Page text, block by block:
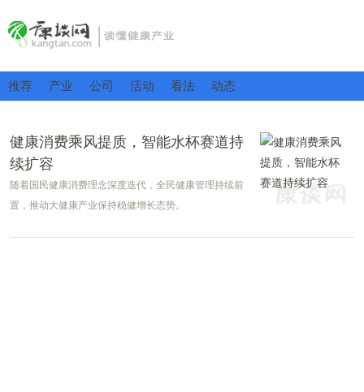
推荐 产业 公司 活动 看法 动态
健康消费乘风提质，智能水杯赛道持
续扩容
随着国民健康消费理念深度迭代，全民健康管理持续前
置，推动大健康产业保持稳健增长态势。